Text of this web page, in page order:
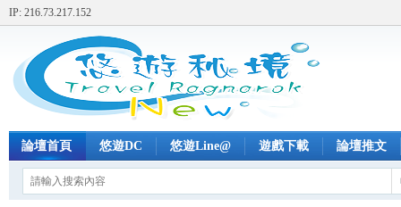
IP: 216.73.217.152
論壇首頁 悠遊DC 悠遊Line@ 遊戲下載 論壇推文